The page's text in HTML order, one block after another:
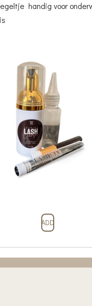
handig voor
ADD